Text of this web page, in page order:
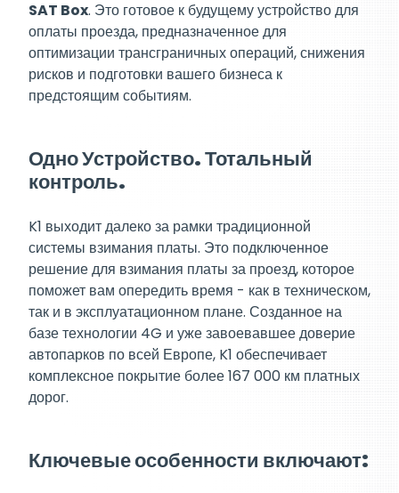
SAT Box. Это готовое к будущему устройство для
оплаты проезда, предназначенное для
оптимизации трансграничных операций, снижения
рисков и подготовки вашего бизнеса к
предстоящим событиям.
Одно Устройство. Тотальный
контроль.
K1 выходит далеко за рамки традиционной
системы взимания платы. Это подключенное
решение для взимания платы за проезд, которое
поможет вам опередить время - как в техническом,
так и в эксплуатационном плане. Созданное на
базе технологии 4G и уже завоевавшее доверие
автопарков по всей Европе, K1 обеспечивает
комплексное покрытие более 167 000 км платных
дорог.
Ключевые особенности включают: